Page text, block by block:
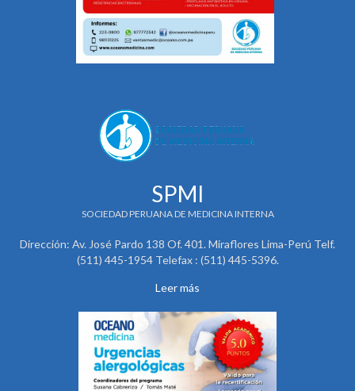
SPMI
SOCIEDAD PERUANA DE MEDICINA INTERNA
Dirección: Av. José Pardo 138 Of. 401. Miraflores Lima-Perú Telf.
(511) 445-1954 Telefax : (511) 445-5396.
Leer más